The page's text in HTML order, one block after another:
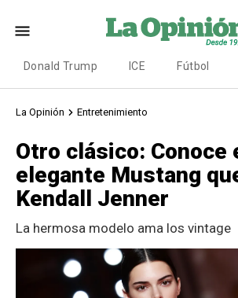
Donald Trump ICE Fútbol
La Opinión Entretenimiento
Otro clásico: Conoce
elegante Mustang
Kendall Jenner
La hermosa modelo ama los vintage